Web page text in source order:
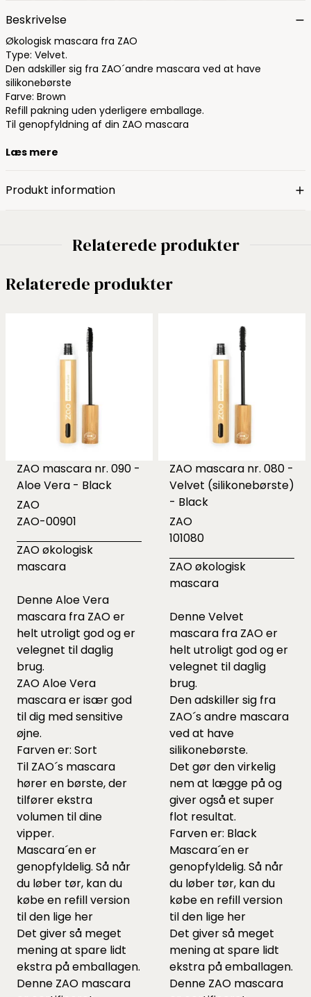
Beskrivelse
Økologisk mascara fra ZAO
Type: Velvet.
Den adskiller sig fra ZAO´andre mascara ved at have
silikonebørste
Farve: Brown
Refill pakning uden yderligere emballage.
Til genopfyldning af din ZAO mascara
Læs mere
Produkt information
Relaterede produkter
Relaterede produkter
ZAO mascara nr. 090 -
Aloe Vera - Black
ZAO
ZAO-00901
ZAO økologisk
mascara
Denne Aloe Vera
mascara fra ZAO er
helt utroligt god og er
velegnet til daglig
brug.
ZAO Aloe Vera
mascara er især god
til dig med sensitive
øjne.
Farven er: Sort
Til ZAO´s mascara
hører en børste, der
tilfører ekstra
volumen til dine
vipper.
Mascara´en er
genopfyldelig. Så når
du løber tør, kan du
købe en refill version
til den lige her
Det giver så meget
mening at spare lidt
ekstra på emballagen.
Denne ZAO mascara
ZAO mascara nr. 080 -
Velvet (silikonebørste)
- Black
ZAO
101080
ZAO økologisk
mascara
Denne Velvet
mascara fra ZAO er
helt utroligt god og er
velegnet til daglig
brug.
Den adskiller sig fra
ZAO´s andre mascara
ved at have
silikonebørste.
Det gør den virkelig
nem at lægge på og
giver også et super
flot resultat.
Farven er: Black
Mascara´en er
genopfyldelig. Så når
du løber tør, kan du
købe en refill version
til den lige her
Det giver så meget
mening at spare lidt
ekstra på emballagen.
Denne ZAO mascara